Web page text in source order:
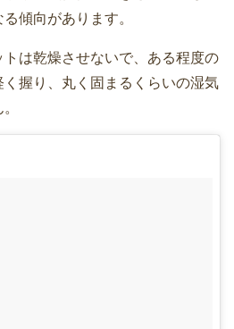
傾向があります。
は乾燥させないで、ある程度の
握り、丸く固まるくらいの湿気